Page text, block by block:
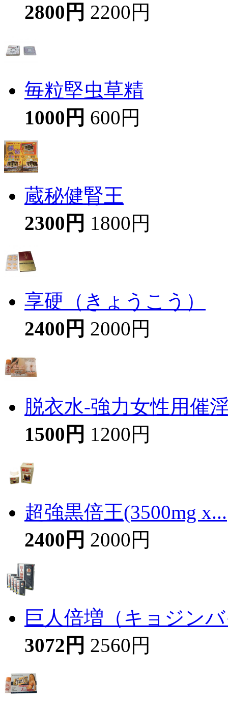
2800円 2200円
毎粒堅虫草精
1000円 600円
蔵秘健腎王
2300円 1800円
享硬（きょうこう）
2400円 2000円
脱衣水-強力女性用催
1500円 1200円
超強黒倍王(3500mg x...
2400円 2000円
巨人倍増（キョジン
3072円 2560円